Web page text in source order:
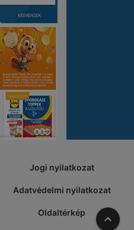
Jogi nyilatkozat
Adatvédelmi nyilatkozat
Oldaltérkép A